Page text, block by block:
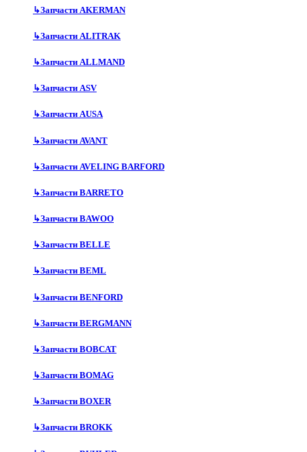
↳Запчасти AKERMAN
↳Запчасти ALITRAK
↳Запчасти ALLMAND
↳Запчасти ASV
↳Запчасти AUSA
↳Запчасти AVANT
↳Запчасти AVELING BARFORD
↳Запчасти BARRETO
↳Запчасти BAWOO
↳Запчасти BELLE
↳Запчасти BEML
↳Запчасти BENFORD
↳Запчасти BERGMANN
↳Запчасти BOBCAT
↳Запчасти BOMAG
↳Запчасти BOXER
↳Запчасти BROKK